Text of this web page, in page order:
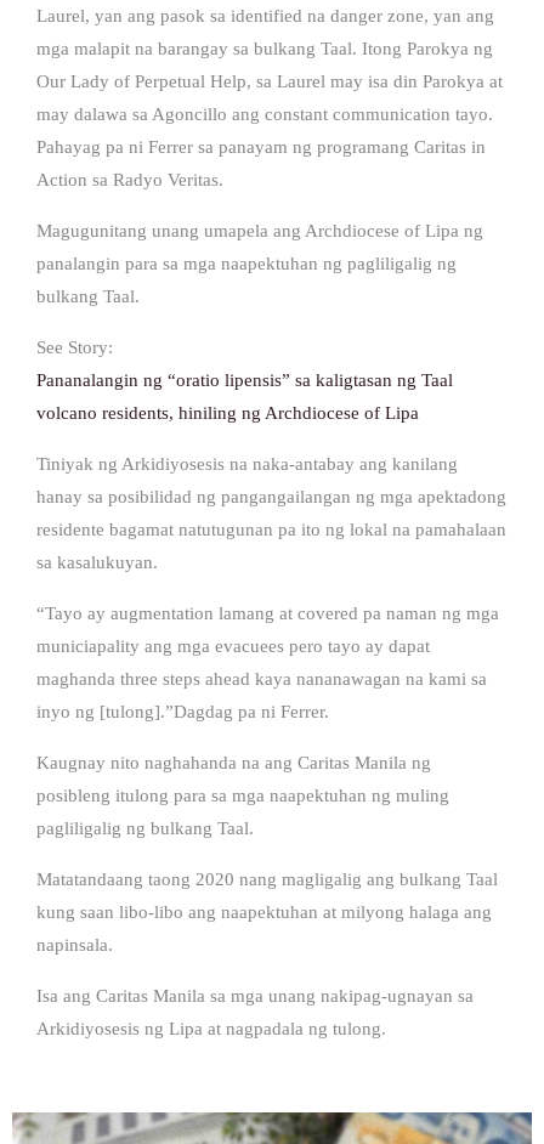
Laurel, yan ang pasok sa identified na danger zone, yan ang
mga malapit na barangay sa bulkang Taal. Itong Parokya ng
Our Lady of Perpetual Help, sa Laurel may isa din Parokya at
may dalawa sa Agoncillo ang constant communication tayo.
Pahayag pa ni Ferrer sa panayam ng programang Caritas in
Action sa Radyo Veritas.
Magugunitang unang umapela ang Archdiocese of Lipa ng
panalangin para sa mga naapektuhan ng pagliligalig ng
bulkang Taal.
See Story:
Pananalangin ng “oratio lipensis” sa kaligtasan ng Taal
volcano residents, hiniling ng Archdiocese of Lipa
Tiniyak ng Arkidiyosesis na naka-antabay ang kanilang
hanay sa posibilidad ng pangangailangan ng mga apektadong
residente bagamat natutugunan pa ito ng lokal na pamahalaan
sa kasalukuyan.
“Tayo ay augmentation lamang at covered pa naman ng mga
municiapality ang mga evacuees pero tayo ay dapat
maghanda three steps ahead kaya nananawagan na kami sa
inyo ng [tulong].”Dagdag pa ni Ferrer.
Kaugnay nito naghahanda na ang Caritas Manila ng
posibleng itulong para sa mga naapektuhan ng muling
pagliligalig ng bulkang Taal.
Matatandaang taong 2020 nang magligalig ang bulkang Taal
kung saan libo-libo ang naapektuhan at milyong halaga ang
napinsala.
Isa ang Caritas Manila sa mga unang nakipag-ugnayan sa
Arkidiyosesis ng Lipa at nagpadala ng tulong.